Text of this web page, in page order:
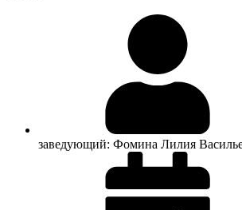
заведующий: Фомина Лилия